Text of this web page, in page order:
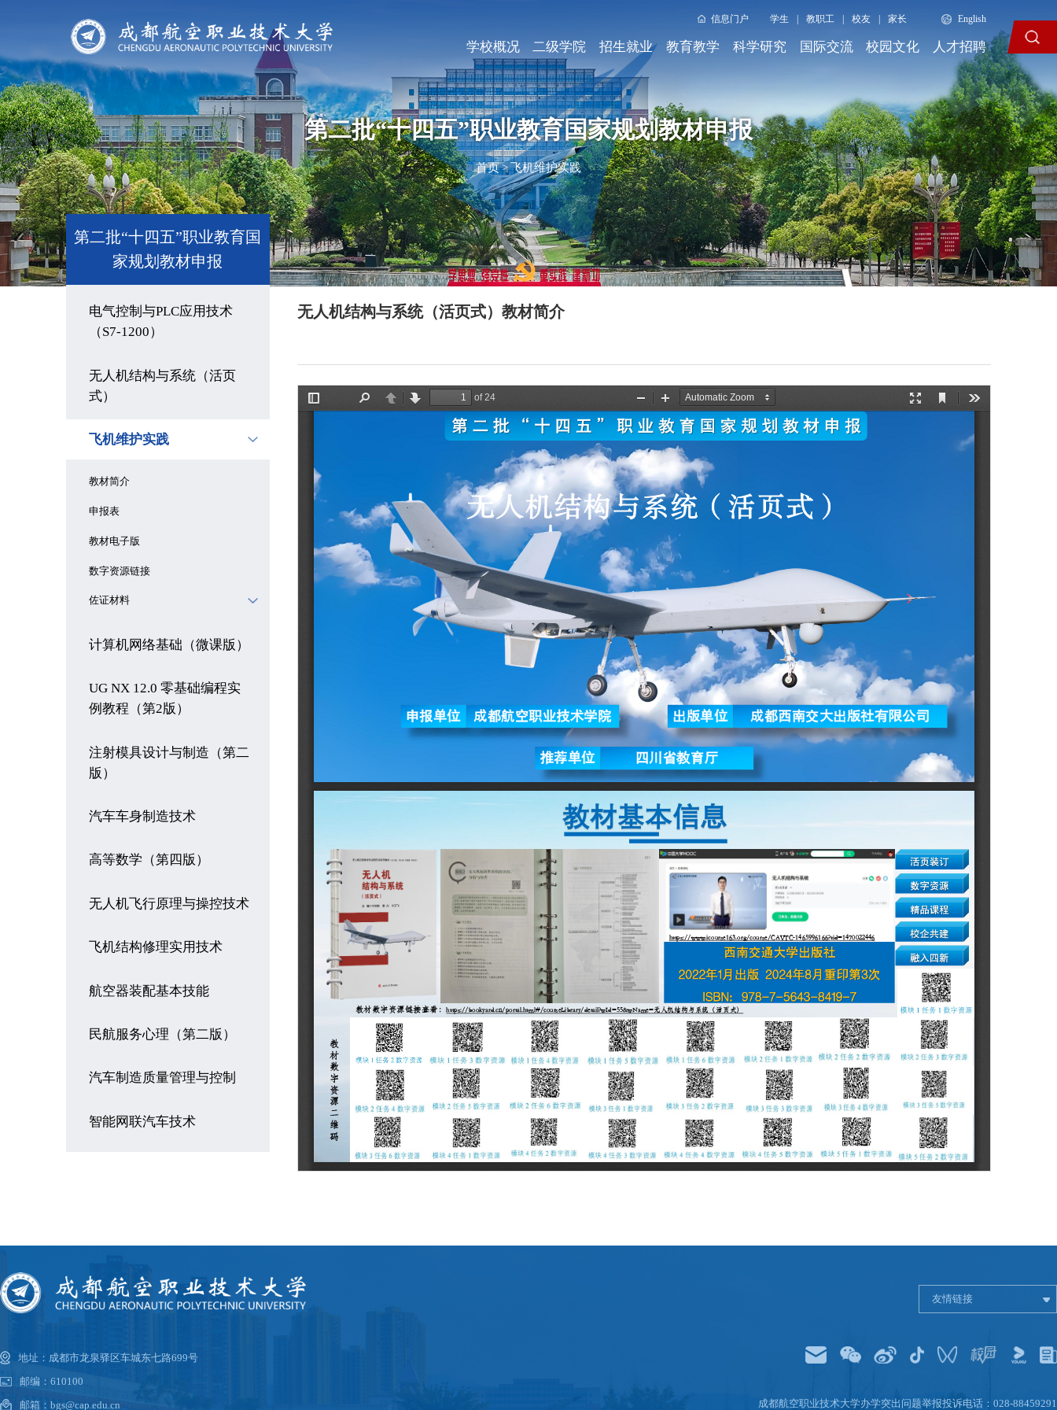
信息门户 学生 教职工 校友 家长 English
学校概况 二级学院 招生就业 教育教学 科学研究 国际交流 校园文化 人才招聘
第二批“十四五”职业教育国家规划教材申报
首页 > 飞机维护实践
第二批“十四五”职业教育国
家规划教材申报
电气控制与PLC应用技术
（S7-1200）
无人机结构与系统（活页
式）
飞机维护实践
教材简介
申报表
教材电子版
数字资源链接
佐证材料
计算机网络基础（微课版）
UG NX 12.0 零基础编程实
例教程（第2版）
注射模具设计与制造（第二
版）
汽车车身制造技术
高等数学（第四版）
无人机飞行原理与操控技术
飞机结构修理实用技术
航空器装配基本技能
民航服务心理（第二版）
汽车制造质量管理与控制
智能网联汽车技术
无人机结构与系统（活页式）教材简介
友情链接
地址：成都市龙泉驿区车城东七路699号
邮编：610100
邮箱：bgs@cap.edu.cn
成都航空职业技术大学办学突出问题举报投诉电话：028-88459291